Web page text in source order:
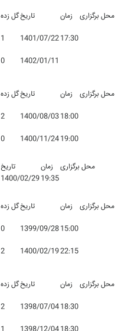
گل زدهتاریخ زمان
محل برگزاری
1 1401/07/2217:30
0
1402/01/11
گل زدهتاریخ زمان
محل برگزاری
2 1400/08/0318:00
0 1400/11/2419:00
تاریخ زمان
محل برگزاری
1400/02/2919:35
گل زدهتاریخ زمان
محل برگزاری
0 1399/09/2815:00
2 1400/02/1922:15
گل زدهتاریخ زمان
محل برگزاری
2 1398/07/0418:30